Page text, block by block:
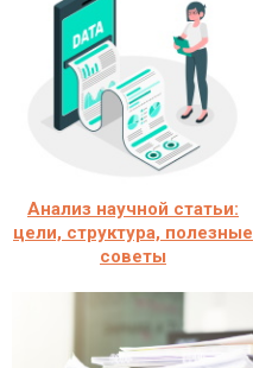
Анализ научной статьи:
цели, структура, полезные
советы